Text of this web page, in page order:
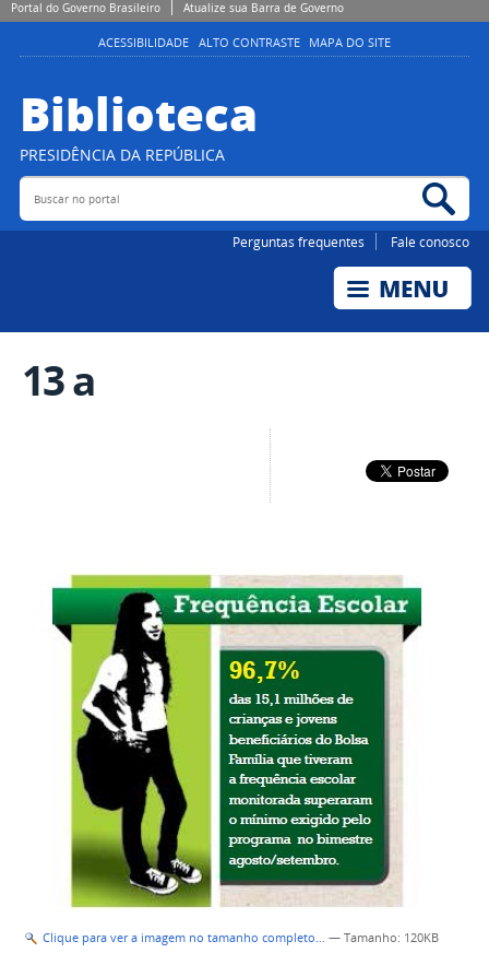
Portal do Governo Brasileiro Atualize sua Barra de Governo
ACESSIBILIDADE ALTO CONTRASTE MAPA DO SITE
Biblioteca
PRESIDÊNCIA DA REPÚBLICA
Buscar no portal
Perguntas frequentes Fale conosco
13 a
Clique para ver a imagem no tamanho completo… — Tamanho: 120KB